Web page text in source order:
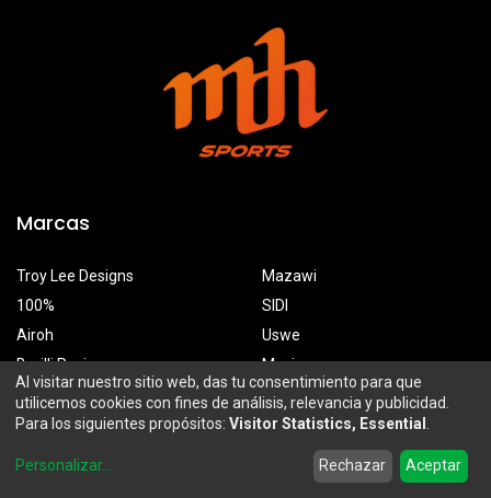
Wishlist Account
Marcas
Troy Lee Designs
100%
Airoh
Borilli Racing
Mazawi
SIDI
Uswe
Maxima
MDH Sports
Prolongación Mariano Otero 2929-A, Santa Ana Tepetitlán
Al visitar nuestro sitio web, das tu consentimiento para que
utilicemos cookies con fines de análisis, relevancia y publicidad.
Para los siguientes propósitos: Visitor Statistics, Essential
Personalizar... Rechazar Aceptar